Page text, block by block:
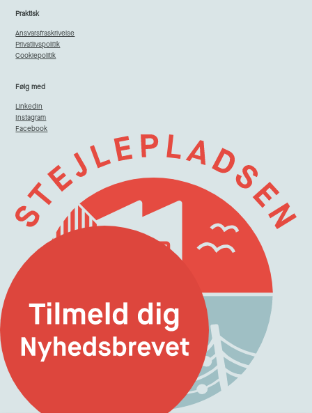
Praktisk
Ansvarsfraskrivelse
Privatlivspolitik
Cookiepolitik
Følg med
LinkedIn
Instagram
Facebook